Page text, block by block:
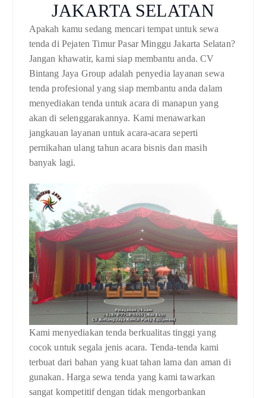
JAKARTA SELATAN
Apakah kamu sedang mencari tempat untuk sewa
tenda di Pejaten Timur Pasar Minggu Jakarta Selatan?
Jangan khawatir, kami siap membantu anda. CV
Bintang Jaya Group adalah penyedia layanan sewa
tenda profesional yang siap membantu anda dalam
menyediakan tenda untuk acara di manapun yang
akan di selenggarakannya. Kami menawarkan
jangkauan layanan untuk acara-acara seperti
pernikahan ulang tahun acara bisnis dan masih
banyak lagi.
Kami menyediakan tenda berkualitas tinggi yang
cocok untuk segala jenis acara. Tenda-tenda kami
terbuat dari bahan yang kuat tahan lama dan aman di
gunakan. Harga sewa tenda yang kami tawarkan
sangat kompetitif dengan tidak mengorbankan